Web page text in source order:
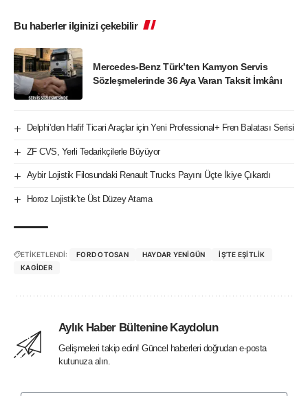
Bu haberler ilginizi çekebilir
Mercedes-Benz Türk’ten Kamyon Servis
Sözleşmelerinde 36 Aya Varan Taksit İmkânı
Delphi’den Hafif Ticari Araçlar için Yeni Professional+ Fren Balatası Serisi
ZF CVS, Yerli Tedarikçilerle Büyüyor
Aybir Lojistik Filosundaki Renault Trucks Payını Üçte İkiye Çıkardı
Horoz Lojistik’te Üst Düzey Atama
ETİKETLENDİ: FORD OTOSAN HAYDAR YENIGÜN
İŞ’TE EŞITLIK
KAGİDER
Aylık Haber Bültenine Kaydolun
Gelişmeleri takip edin! Güncel haberleri doğrudan e-posta
kutunuza alın.